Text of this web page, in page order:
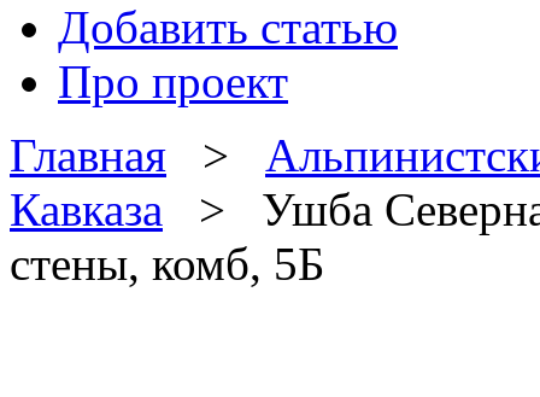
Добавить статью
Про проект
Главная >
Кавказа > Ушба
стены, комб, 5Б